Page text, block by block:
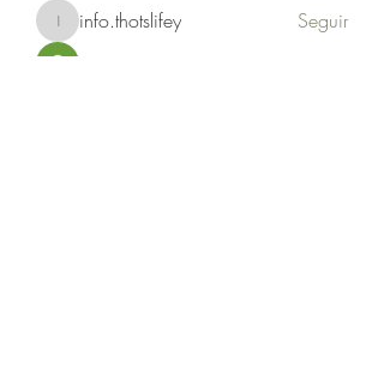
info.thotslifey
info.thotslifey Seguir